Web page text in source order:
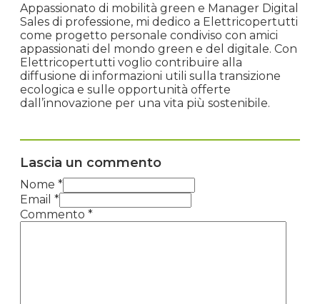
Appassionato di mobilità green e Manager Digital
Sales di professione, mi dedico a Elettricopertutti
come progetto personale condiviso con amici
appassionati del mondo green e del digitale. Con
Elettricopertutti voglio contribuire alla
diffusione di informazioni utili sulla transizione
ecologica e sulle opportunità offerte
dall’innovazione per una vita più sostenibile.
Lascia un commento
Nome *
Email *
Commento *